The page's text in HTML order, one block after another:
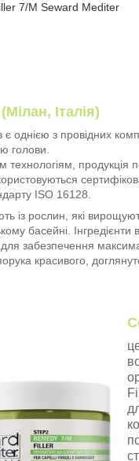
7/M Seward Mediter
Італія)
є однією з провідних
голови.
технологіям, продукція
ISO 16128.
із рослин, які
басейні. Інгредієнти
забезпечення
красивого,